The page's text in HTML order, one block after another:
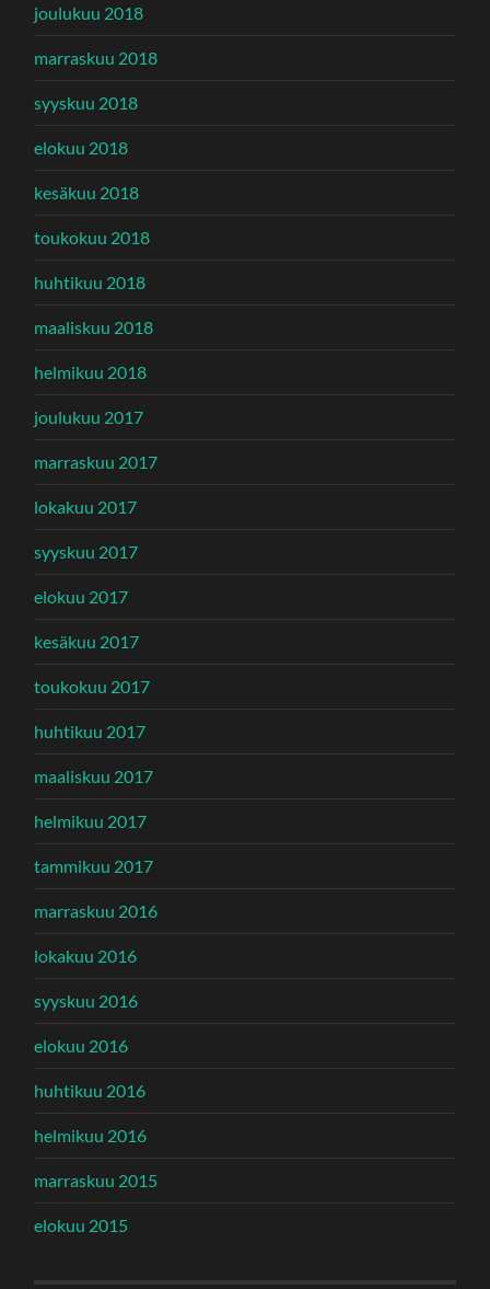
joulukuu 2018
marraskuu 2018
syyskuu 2018
elokuu 2018
kesäkuu 2018
toukokuu 2018
huhtikuu 2018
maaliskuu 2018
helmikuu 2018
joulukuu 2017
marraskuu 2017
lokakuu 2017
syyskuu 2017
elokuu 2017
kesäkuu 2017
toukokuu 2017
huhtikuu 2017
maaliskuu 2017
helmikuu 2017
tammikuu 2017
marraskuu 2016
lokakuu 2016
syyskuu 2016
elokuu 2016
huhtikuu 2016
helmikuu 2016
marraskuu 2015
elokuu 2015